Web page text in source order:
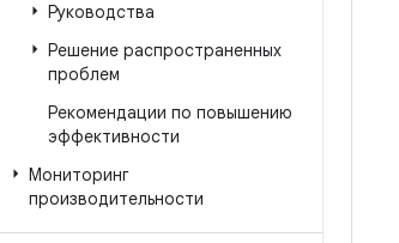
Руководства
Решение распространенных
проблем
Рекомендации по повышению
эффективности
Мониторинг
производительности